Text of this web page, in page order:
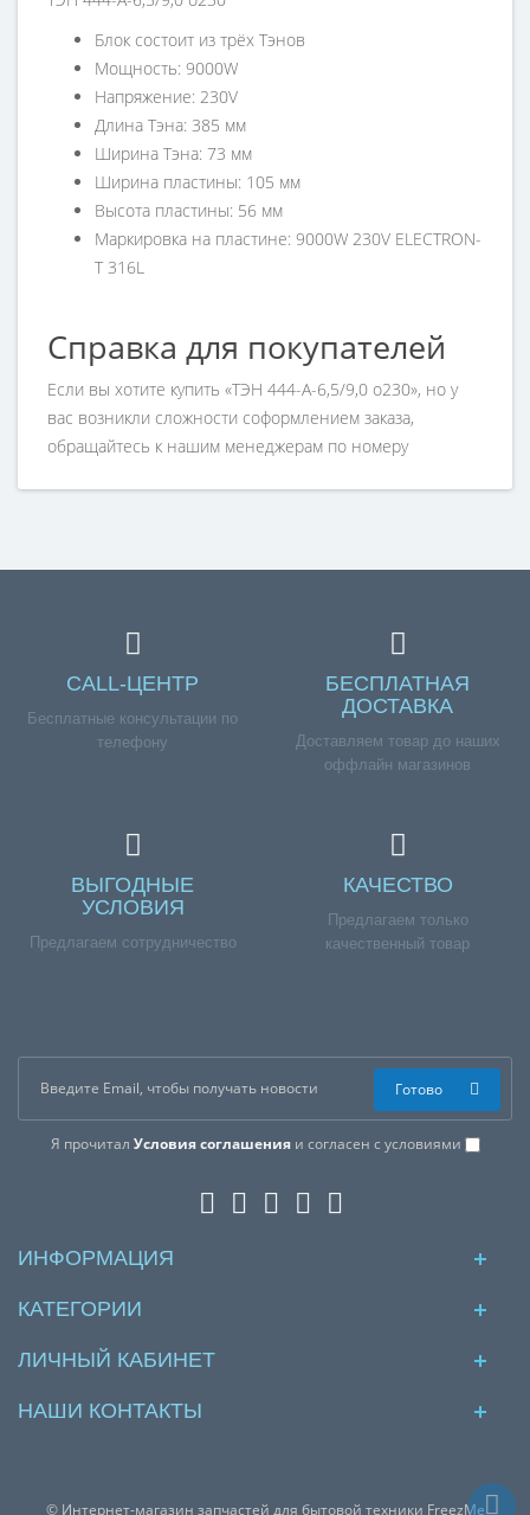
Блок состоит из трёх Тэнов
Мощность: 9000W
Напряжение: 230V
Длина Тэна: 385 мм
Ширина Тэна: 73 мм
Ширина пластины: 105 мм
Высота пластины: 56 мм
Маркировка на пластине: 9000W 230V ELECTRON-
T 316L
Справка для покупателей
Если вы хотите купить «ТЭН 444-А-6,5/9,0 о230», но у
вас возникли сложности соформлением заказа,
обращайтесь к нашим менеджерам по номеру
CALL-ЦЕНТР
Бесплатные консультации по
телефону
БЕСПЛАТНАЯ
ДОСТАВКА
Доставляем товар до наших
оффлайн магазинов
ВЫГОДНЫЕ
УСЛОВИЯ
Предлагаем сотрудничество
КАЧЕСТВО
Предлагаем только
качественный товар
Я прочитал Условия соглашенияи согласен с условиями
Готово
ИНФОРМАЦИЯ
КАТЕГОРИИ
ЛИЧНЫЙ КАБИНЕТ
НАШИ КОНТАКТЫ
© Интернет-магазин запчастей для бытовой техники FreezMe